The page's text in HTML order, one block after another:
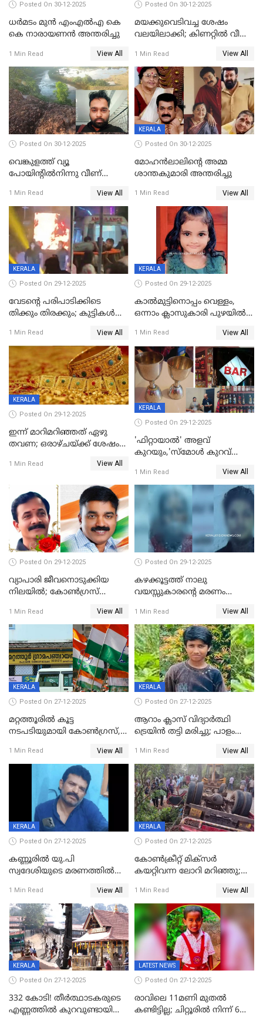
Posted On 30-12-2025
ധർമടം മുൻ എംഎല്‍എ കെ
കെ നാരായണന്‍ അന്തരിച്ചു
1 Min Read View All
Posted On 30-12-2025
മയക്കുവെടിവച്ച ശേഷം
വലയിലാക്കി; കിണറ്റിൽ വീണ
1 Min Read View All
Posted On 30-12-2025
വെങ്കുളത്ത് വ്യൂ
പോയിന്റിൽനിന്നു വീണ്
1 Min Read View All
KERALA
Posted On 30-12-2025
മോഹന്‍ലാലിന്‍റെ അമ്മ
ശാന്തകുമാരി അന്തരിച്ചു
1 Min Read View All
KERALA
Posted On 29-12-2025
വേടന്റെ പരിപാടിക്കിടെ
തിക്കും തിരക്കും; കുട്ടികള്‍
പരിക്ക്; പാളം മറികടന്ന
യുവാവ് ട്രെയിന്‍ തട്ടി മരിച്ചു
1 Min Read View All
KERALA
Posted On 29-12-2025
കാൽമുട്ടിനൊപ്പം വെള്ളം,
ഒന്നാം ക്ലാസുകാരി പുഴയിൽ
കുട്ടികൾക്കൊപ്പം
കളിക്കുന്നതിനിടെ
1 Min Read View All
KERALA
Posted On 29-12-2025
ഇന്ന് മാറിമറിഞ്ഞത് ഏഴു
തവണ; ഒരാഴ്ചയ്ക്ക് ശേഷം
1 Min Read View All
KERALA
Posted On 29-12-2025
'ഫിറ്റായാൽ' അളവ്
കുറയും,'സ്‌മോൾ കുറവ്
പിഴ
1 Min Read View All
Posted On 29-12-2025
വ്യാപാരി ജീവനൊടുക്കിയ
നിലയില്‍; കോണ്‍ഗ്രസ്
മാനസികപീഡനമെന്ന് കുറിപ്പ്
1 Min Read View All
Posted On 29-12-2025
കഴക്കൂട്ടത്ത് നാലു
വയസ്സുകാരന്റെ മരണം
സുഹൃത്തും പൊലീസ്
കസ്റ്റഡിയിൽ
1 Min Read View All
KERALA
Posted On 27-12-2025
മറ്റത്തൂരിൽ കൂട്ട
നടപടിയുമായി കോണ്‍ഗ്രസ്,
എട്ട് പേര്‍ ഉള്‍പ്പെടെ
പത്തുപേരെ പുറത്താക്കി,
ചൊവ്വന്നൂരിലും നടപടി
1 Min Read View All
KERALA
Posted On 27-12-2025
ആറാം ക്ലാസ് വിദ്യാർത്ഥി
ട്രെയിൻ തട്ടി മരിച്ചു; പാളം
അപകടം മലപ്പുറത്ത്
1 Min Read View All
KERALA
Posted On 27-12-2025
കണ്ണൂരിൽ യു.പി
സ്വദേശിയുടെ മരണത്തിൽ
കേസ്; തർക്കമുണ്ടായത്
ഫേഷ്യലിന് 300 രൂപ
ആവശ്യപ്പെട്ടതിനെച്ചൊല്ലി
1 Min Read View All
KERALA
Posted On 27-12-2025
കോണ്‍ക്രീറ്റ് മിക്‌സര്‍
കയറ്റിവന്ന ലോറി മറിഞ്ഞു;
അപകടം കണ്ണൂരിൽ
1 Min Read View All
KERALA
Posted On 27-12-2025
332 കോടി! തീർത്ഥാടകരുടെ
എണ്ണത്തിൽ കുറവുണ്ടായിട്ടും
LATEST NEWS
Posted On 27-12-2025
രാവിലെ 11മണി മുതൽ
കണ്ടിട്ടില്ല; ചിറ്റൂരിൽ നിന്ന് 6